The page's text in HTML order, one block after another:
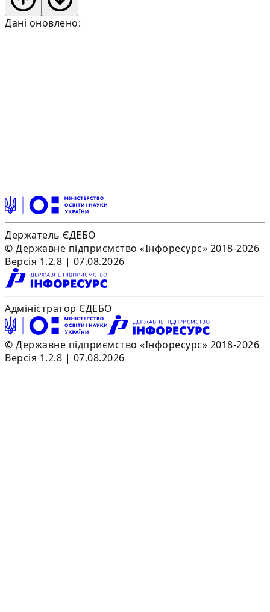
Дані оновлено:
Держатель ЄДЕБО
© Державне підприємство «Інфоресурс» 2018-2026
Версія 1.2.8 | 07.08.2026
Адміністратор ЄДЕБО
© Державне підприємство «Інфоресурс» 2018-2026
Версія 1.2.8 | 07.08.2026